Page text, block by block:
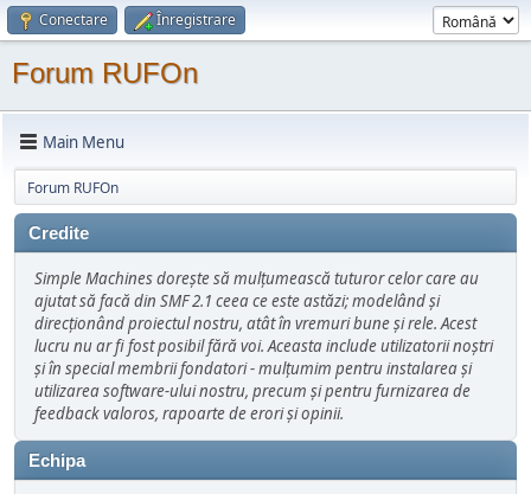
Conectare Înregistrare
Forum RUFOn
Main Menu
Forum RUFOn
Credite
Simple Machines dorește să mulțumească tuturor celor care au
ajutat să facă din SMF 2.1 ceea ce este astăzi; modelând și
direcționând proiectul nostru, atât în vremuri bune şi rele. Acest
lucru nu ar fi fost posibil fără voi. Aceasta include utilizatorii noștri
și în special membrii fondatori - mulțumim pentru instalarea și
utilizarea software-ului nostru, precum și pentru furnizarea de
feedback valoros, rapoarte de erori și opinii.
Echipa